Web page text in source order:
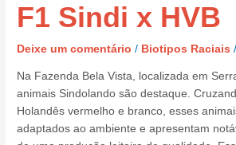
F1 Sindi x HVB
Deixe um comentário / Biotipos Raciais
Na Fazenda Bela Vista, localizada em
animais Sindolando são destaque.
Holandês vermelho e branco, esses
adaptados ao ambiente e apresentam